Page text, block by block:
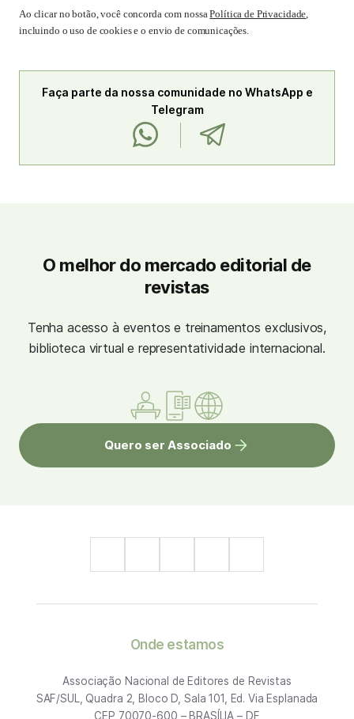
Ao clicar no botão, você concorda com nossaPolítica de Privacidade,
incluindo o uso de cookies e o envio de comunicações.
Faça parte da nossa comunidade no WhatsApp e
Telegram
O melhor do mercado editorial de
revistas
Tenha acesso à eventos e treinamentos exclusivos,
biblioteca virtual e representatividade internacional.
Quero ser Associado
Onde estamos
Associação Nacional de Editores de Revistas
SAF/SUL, Quadra 2, Bloco D, Sala 101, Ed. Via Esplanada
CEP 70070-600 – BRASÍLIA – DF